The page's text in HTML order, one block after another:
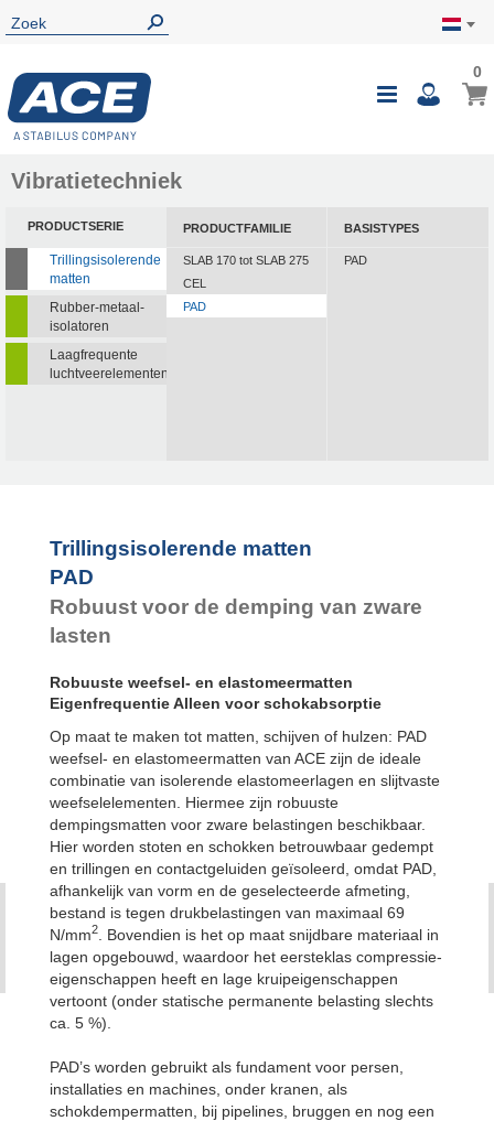
0
Vibratietechniek
PRODUCTSERIE
Trillingsisolerende
matten
Rubber-metaal-
isolatoren
Laagfrequente
luchtveerelementen
PRODUCTFAMILIE
SLAB 170 tot SLAB 275
CEL
PAD
BASISTYPES
PAD
Trillingsisolerende matten
PAD
Robuust voor de demping van zware
lasten
Robuuste weefsel- en elastomeermatten
Eigenfrequentie Alleen voor schokabsorptie
Op maat te maken tot matten, schijven of hulzen: PAD
weefsel- en elastomeermatten van ACE zijn de ideale
combinatie van isolerende elastomeerlagen en slijtvaste
weefselelementen. Hiermee zijn robuuste
dempingsmatten voor zware belastingen beschikbaar.
Hier worden stoten en schokken betrouwbaar gedempt
en trillingen en contactgeluiden geïsoleerd, omdat PAD,
afhankelijk van vorm en de geselecteerde afmeting,
bestand is tegen drukbelastingen van maximaal 69
N/mm2
. Bovendien is het op maat snijdbare materiaal in
lagen opgebouwd, waardoor het eersteklas compressie-
eigenschappen heeft en lage kruipeigenschappen
vertoont (onder statische permanente belasting slechts
ca. 5 %).
PAD’s worden gebruikt als fundament voor persen,
installaties en machines, onder kranen, als
schokdempermatten, bij pipelines, bruggen en nog een